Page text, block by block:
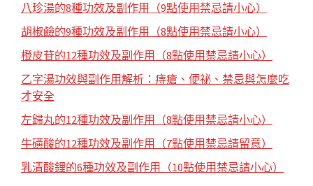
八珍湯的8種功效及副作用（9點使用禁忌請小心）
胡椒鹼的9種功效及副作用（8點使用禁忌請小心）
橙皮苷的12種功效及副作用（8點使用禁忌請小心）
乙字湯功效與副作用解析：痔瘡、便祕、禁忌與怎麼吃
才安全
左歸丸的12種功效及副作用（8點使用禁忌請小心）
牛磺酸的12種功效及副作用（7點使用禁忌請留意）
乳清酸鋰的6種功效及副作用（10點使用禁忌請小心）